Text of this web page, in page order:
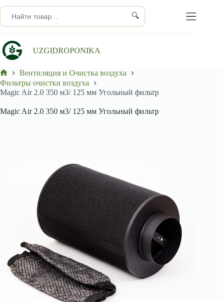
к
сути
🔍
UZGIDROPONIKA
Главная
Вентиляция и Очистка воздуха
Фильтры очистки воздуха
Magic Air 2.0 350 м3/ 125 мм Угольный фильтр
Magic Air 2.0 350 м3/ 125 мм Угольный фильтр